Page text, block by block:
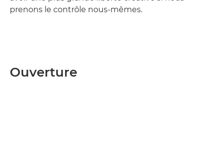
prenons le contrôle nous-mêmes.
Ouverture